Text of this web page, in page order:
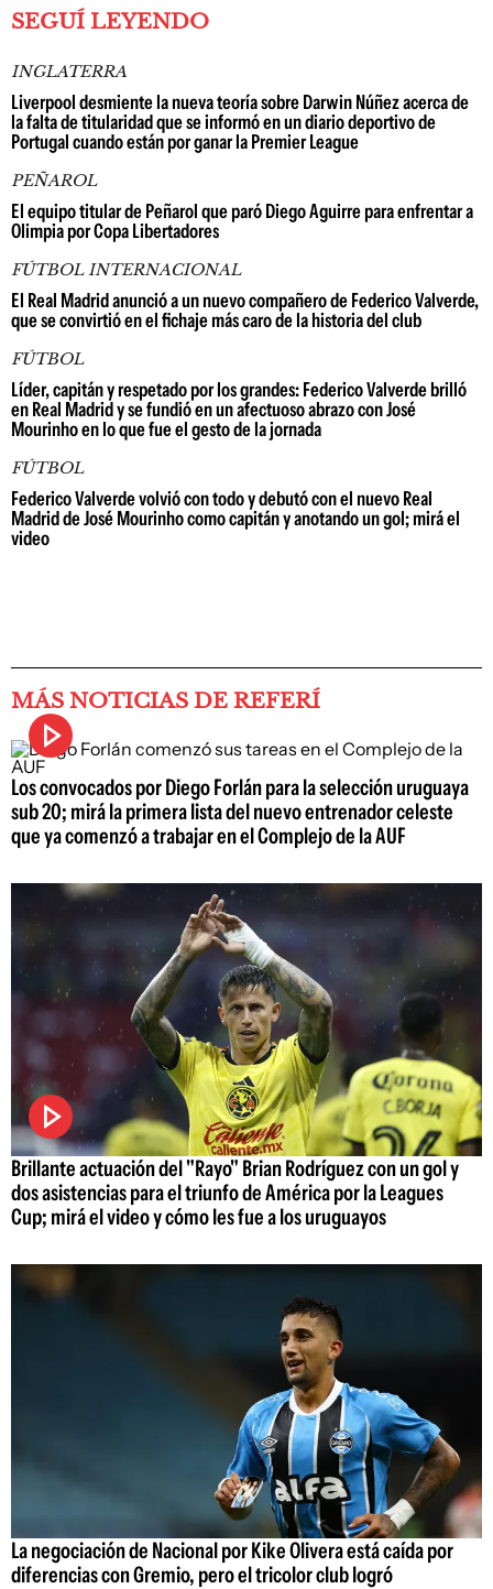
SEGUÍ LEYENDO
INGLATERRA
Liverpool desmiente la nueva teoría sobre Darwin Núñez acerca de
la falta de titularidad que se informó en un diario deportivo de
Portugal cuando están por ganar la Premier League
PEÑAROL
El equipo titular de Peñarol que paró Diego Aguirre para enfrentar a
Olimpia por Copa Libertadores
FÚTBOL INTERNACIONAL
El Real Madrid anunció a un nuevo compañero de Federico Valverde,
que se convirtió en el fichaje más caro de la historia del club
FÚTBOL
Líder, capitán y respetado por los grandes: Federico Valverde brilló
en Real Madrid y se fundió en un afectuoso abrazo con José
Mourinho en lo que fue el gesto de la jornada
FÚTBOL
Federico Valverde volvió con todo y debutó con el nuevo Real
Madrid de José Mourinho como capitán y anotando un gol; mirá el
video
MÁS NOTICIAS DE REFERÍ
Los convocados por Diego Forlán para la selección uruguaya
sub 20; mirá la primera lista del nuevo entrenador celeste
que ya comenzó a trabajar en el Complejo de la AUF
Brillante actuación del "Rayo" Brian Rodríguez con un gol y
dos asistencias para el triunfo de América por la Leagues
Cup; mirá el video y cómo les fue a los uruguayos
La negociación de Nacional por Kike Olivera está caída por
diferencias con Gremio, pero el tricolor club logró